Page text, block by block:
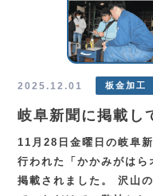
2025.12.01 板金加工
岐阜新聞に掲載し
11月28日金曜日の岐
行われた「かかみがは
掲載されました。 沢山